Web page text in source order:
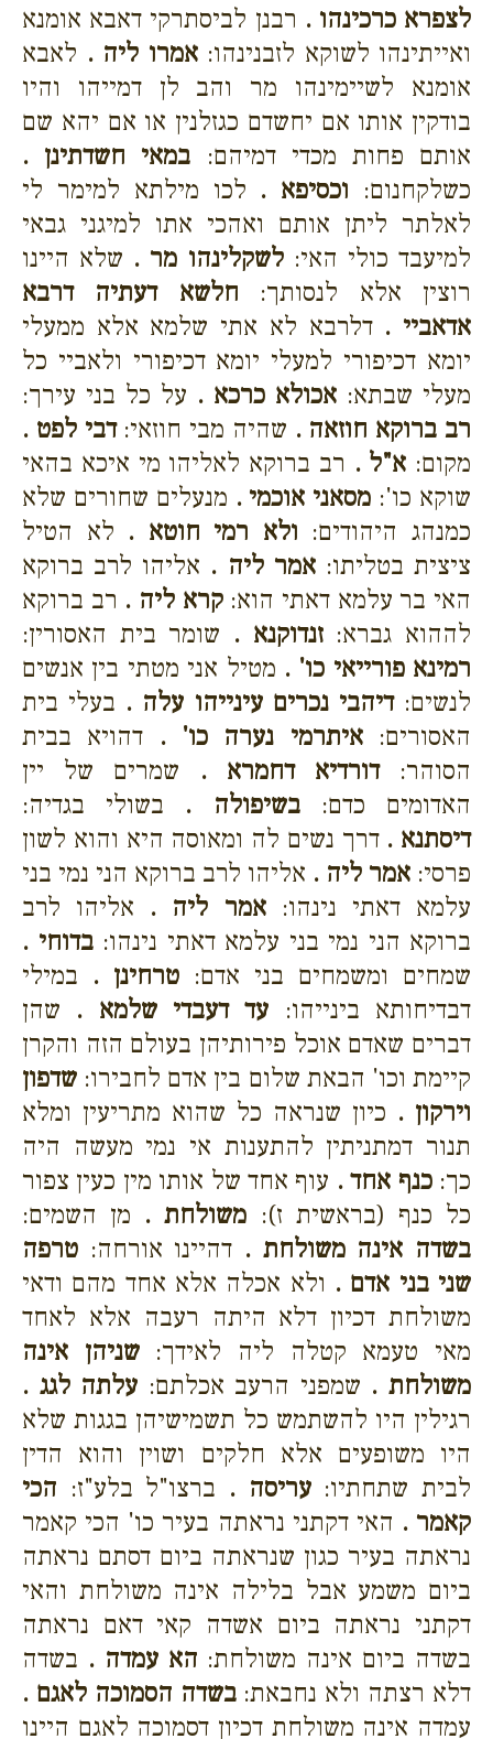
לצפרא כרכינהו . רבנן לביסתרקי דאבא אומנא
ואייתינהו לשוקא לזבנינהו:אמרו ליה . לאבא
אומנא לשיימינהו מר והב לן דמייהו והיו
בודקין אותו אם יחשדם כגזלנין או אם יהא שם
אותם פחות מכדי דמיהם: במאי חשדתינן .
כשלקחנום: וכסיפא . לכו מילתא למימר לי
לאלתר ליתן אותם ואהכי אתו למיגני גבאי
למיעבד כולי האי:לשקלינהו מר . שלא היינו
רוצין אלא לנסותך: חלשא דעתיה דרבא
אדאביי . דלרבא לא אתי שלמא אלא ממעלי
יומא דכיפורי למעלי יומא דכיפורי ולאביי כל
מעלי שבתא: אכולא כרכא . על כל בני עירך:
רב ברוקא חוזאה . שהיה מבי חוזאי:דבי לפט .
מקום: א"ל . רב ברוקא לאליהו מי איכא בהאי
שוקא כו': מסאני אוכמי . מנעלים שחורים שלא
כמנהג היהודים: ולא רמי חוטא . לא הטיל
ציצית בטליתו:אמר ליה . אליהו לרב ברוקא
האי בר עלמא דאתי הוא:קרא ליה . רב ברוקא
לההוא גברא:זנדוקנא . שומר בית האסורין:
רמינא פורייאי כו' . מטיל אני מטתי בין אנשים
לנשים:דיהבי נכרים עינייהו עלה . בעלי בית
האסורים:איתרמי נערה כו' . דהויא בבית
הסוהר:דורדיא דחמרא . שמרים של יין
האדומים כדם:בשיפולה . בשולי בגדיה:
דיסתנא . דרך נשים לה ומאוסה היא והוא לשון
פרסי: אמר ליה . אליהו לרב ברוקא הני נמי בני
עלמא דאתי נינהו:אמר ליה . אליהו לרב
ברוקא הני נמי בני עלמא דאתי נינהו:בדוחי .
שמחים ומשמחים בני אדם: טרחינן . במילי
דבדיחותא בינייהו: עד דעבדי שלמא . שהן
דברים שאדם אוכל פירותיהן בעולם הזה והקרן
קיימת וכו' הבאת שלום בין אדם לחבירו: שדפון
וירקון . כיון שנראה כל שהוא מתריעין ומלא
תנור דמתניתין להתענות אי נמי מעשה היה
כך:כנף אחד . עוף אחד של אותו מין כעין צפור
כל כנף (בראשית ז): משולחת . מן השמים:
בשדה אינה משולחת . דהיינו אורחה: טרפה
שני בני אדם . ולא אכלה אלא אחד מהם ודאי
משולחת דכיון דלא היתה רעבה אלא לאחד
מאי טעמא קטלה ליה לאידך:שניהן אינה
משולחת . שמפני הרעב אכלתם: עלתה לגג .
רגילין היו להשתמש כל תשמישיהן בגגות שלא
היו משופעים אלא חלקים ושוין והוא הדין
לבית שתחתיו:עריסה . ברצו"ל בלע"ז: הכי
קאמר . האי דקתני נראתה בעיר כו' הכי קאמר
נראתה בעיר כגון שנראתה ביום דסתם נראתה
ביום משמע אבל בלילה אינה משולחת והאי
דקתני נראתה ביום אשדה קאי דאם נראתה
בשדה ביום אינה משולחת: הא עמדה . בשדה
דלא רצתה ולא נחבאת:בשדה הסמוכה לאגם .
עמדה אינה משולחת דכיון דסמוכה לאגם היינו